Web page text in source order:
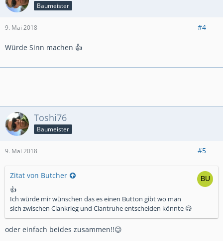
Bombenturm 11, Prinzessin 3, Koboldherde 13, 3er Lakaien 13,
Koboldfass 7
Baumeister
9. Mai 2018 #4
Würde Sinn machen 👍
Toshi76
Baumeister
9. Mai 2018 #5
Zitat von Butcher
👍
Ich würde mir wünschen das es einen Button gibt wo man
sich zwischen Clankrieg und Clantruhe entscheiden könnte 😋
oder einfach beides zusammen!!😉